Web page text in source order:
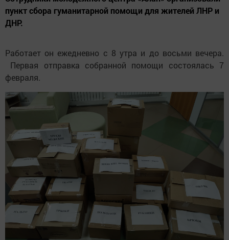
пункт сбора гуманитарной помощи для жителей ЛНР и
ДНР.
Работает он ежедневно с 8 утра и до восьми вечера.
Первая отправка собранной помощи состоялась 7
февраля.